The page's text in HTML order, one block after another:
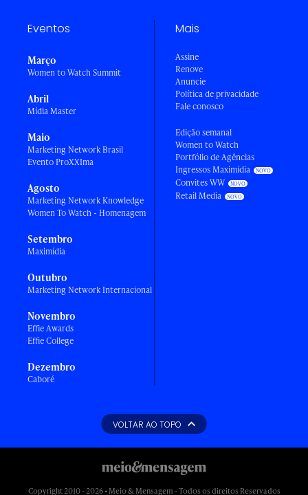
Eventos
Março
Women to Watch Summit
Abril
Mídia Master
Maio
Marketing Network Brasil
Evento ProXXIma
Agosto
Marketing Network Knowledge
Women To Watch - Homenagem
Setembro
Maximídia
Outubro
Marketing Network Internacional
Novembro
Effie Awards
Effie College
Dezembro
Caboré
Mais
Assine
Renove
Anuncie
Política de privacidade
Fale conosco
Edição semanal
Women to Watch
Portfólio de Agências
Ingressos Maximídia
Convites WW
Retail Media
VOLTAR AO TOPO
Copyright 2010 - 2026 • Meio & Mensagem - Todos os direitos Reservados